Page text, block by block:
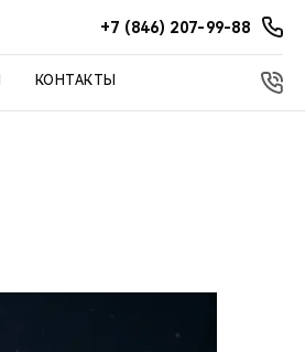
+7 (846) 207-99-88
КОНТАКТЫ